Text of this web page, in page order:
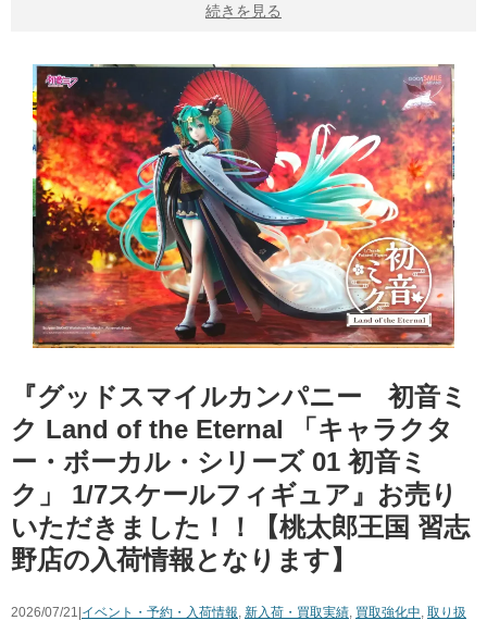
続きを見る
『グッドスマイルカンパニー 初音ミ
ク ​Land ​of ​the ​Eternal ​「キャラクタ
ー・ボーカル・シリーズ ​01 ​初音ミ
ク」 ​1/7スケールフィギュア』お売り
いただきました！！【桃太郎王国 習志
野店の入荷情報となります】
2026/07/21| イベント・予約・入荷情報, 新入荷・買取実績, 買取強化中, 取り扱